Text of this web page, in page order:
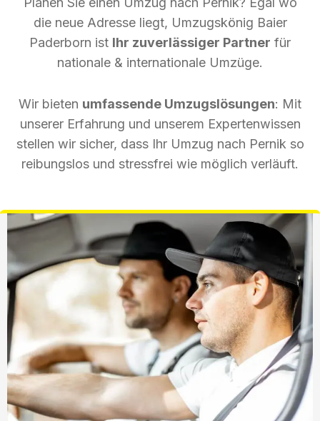
die neue Adresse liegt, Umzugskönig Baier
Paderborn ist Ihr zuverlässiger Partner für
nationale & internationale Umzüge.
Wir bieten umfassende Umzugslösungen: Mit
unserer Erfahrung und unserem Expertenwissen
stellen wir sicher, dass Ihr Umzug nach Pernik so
reibungslos und stressfrei wie möglich verläuft.